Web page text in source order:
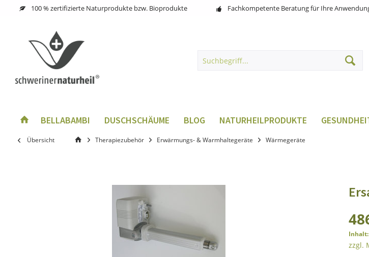
100 % zertifizierte Naturprodukte bzw. Bioprodukte Fachkompetente Beratung für Ihre
BELLABAMBI DUSCHSCHÄUME BLOG NATURHEILPRODUKTE
Übersicht Therapiezubehör Erwärmungs- & Warmhaltegeräte Wärmegeräte
Inhalt:
zzgl.